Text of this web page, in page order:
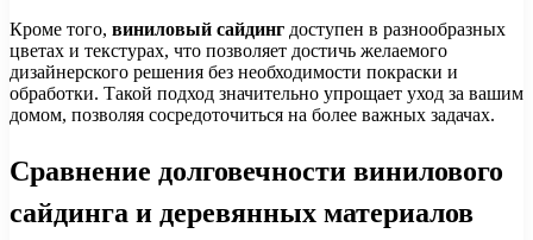
Кроме того, виниловый сайдинг доступен в разнообразных
цветах и текстурах, что позволяет достичь желаемого
дизайнерского решения без необходимости покраски и
обработки. Такой подход значительно упрощает уход за вашим
домом, позволяя сосредоточиться на более важных задачах.
Сравнение долговечности винилового
сайдинга и деревянных материалов